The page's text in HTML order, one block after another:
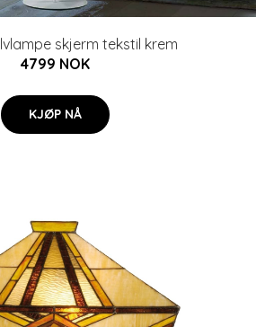
skjerm tekstil krem
4799 NOK
KJØP NÅ